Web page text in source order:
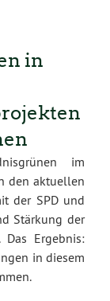
in
im
den aktuellen
der SPD und
Stärkung der
Das Ergebnis:
in diesem